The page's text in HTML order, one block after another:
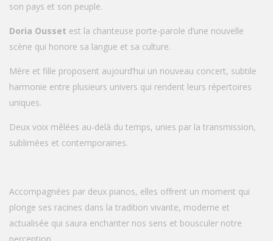
son pays et son peuple.
Doria Ousset est la chanteuse porte-parole d’une nouvelle
scène qui honore sa langue et sa culture.
Mère et fille proposent aujourd’hui un nouveau concert, subtile
harmonie entre plusieurs univers qui rendent leurs répertoires
uniques.
Deux voix mêlées au-delà du temps, unies par la transmission,
sublimées et contemporaines.
Accompagnées par deux pianos, elles offrent un moment qui
plonge ses racines dans la tradition vivante, moderne et
actualisée qui saura enchanter nos sens et bousculer notre